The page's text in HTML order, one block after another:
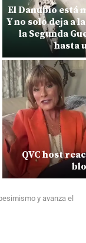
El Danubio está
Y no solo deja a
la Segunda
hasta
QVC host
y avanza el